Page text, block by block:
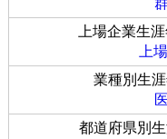
上場企業生
上
業種別生
都道府県別